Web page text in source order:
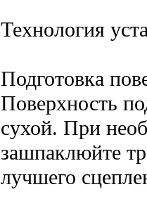
Технология
Подготовка
Поверхность
сухой. При
зашпаклюйте
лучшего